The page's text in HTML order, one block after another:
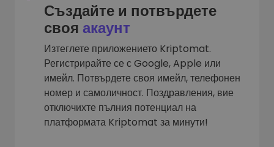
Създайте и потвърдете
своя акаунт
Изтеглете приложението Kriptomat.
Регистрирайте се с Google, Apple или
имейл. Потвърдете своя имейл, телефонен
номер и самоличност. Поздравления, вие
отключихте пълния потенциал на
платформата Kriptomat за минути!